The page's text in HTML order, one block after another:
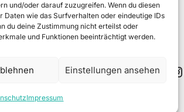
und/oder darauf zuzugreifen. Wenn du diesen
Daten wie das Surfverhalten oder eindeutige IDs
du deine Zustimmung nicht erteilst oder
und Funktionen beeinträchtigt werden.
Einstellungen ansehen
Impressum
Widerrufsbelehrung AGB